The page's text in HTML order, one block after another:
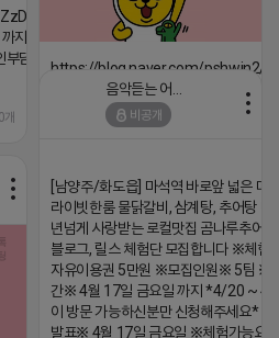
지 가능 체
담입니다.
https://blog.naver.com/pshwin2/
2026-04-18 17:12
비공개
[남양주/화도읍] 마석역 바로앞 넓은 매
라이빗한룸 물닭갈비, 삼계탕, 추어탕 맛
년넘게 사랑받는 로컬맛집 곰나루추어
블로그, 릴스 체험단 모집합니다 ※체험
자유이용권 5만원 ※모집인원※ 5팀 ※
간※ 4월 17일 금요일 까지 *4/20 ~ 4/
이 방문 가능하신분만 신청해주세요* ※
발표※ 4월 17일 금요일 ※체험가능요